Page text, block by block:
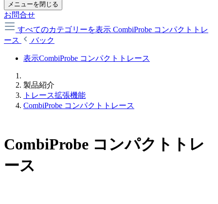
メニューを閉じる
お問合せ
すべてのカテゴリーを表示 CombiProbe コンパクトトレ
ース
バック
表示CombiProbe コンパクトトレース
製品紹介
トレース拡張機能
CombiProbe コンパクトトレース
CombiProbe コンパクトトレ
ース